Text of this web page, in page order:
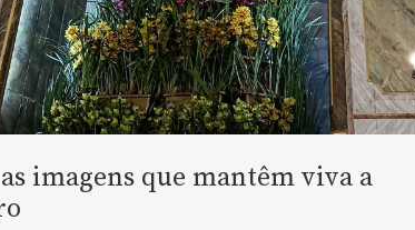
imagens que mantêm viva a